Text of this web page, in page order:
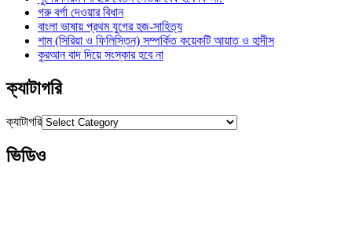
গরু বর্গা দেওয়ার বিধান
বাংলা ভাষায় প্রথম যুগের হজ-সাহিত্য
শাম (সিরিয়া ও ফিলিস্তিন) সম্পর্কিত কয়েকটি আয়াত ও হাদীস
কুরআন বাদ দিয়ে সংস্কার হবে না
ক্যাটাগরি
ক্যাটাগরি
ভিডিও